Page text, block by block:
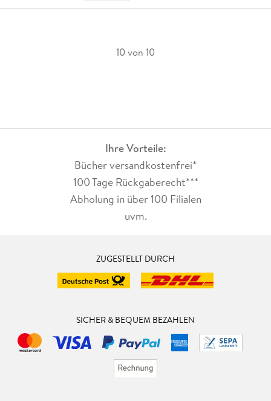
10 von 10
Ihre Vorteile:
Bücher versandkostenfrei*
100 Tage Rückgaberecht***
Abholung in über 100 Filialen
uvm.
ZUGESTELLT DURCH
SICHER & BEQUEM BEZAHLEN